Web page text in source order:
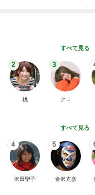
すべて見る
2
桃
3
クロ
すべて見る
4
沢田聖子
5
金沢克彦